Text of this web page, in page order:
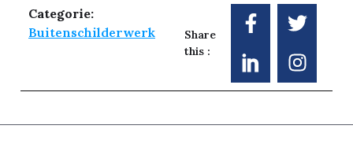
Categorie:
Buitenschilderwerk
Share
this :